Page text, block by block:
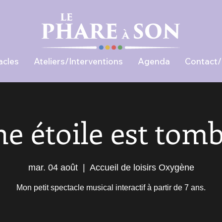
Ateliers/Interventions Agenda
étoile est
mar. 04 août
  |
Accueil de loisirs Oxygène
Mon petit spectacle musical interactif à partir de 7 ans.